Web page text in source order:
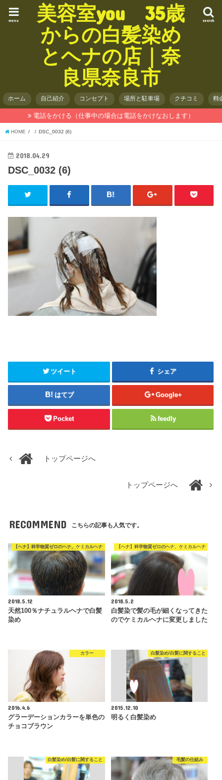
美容室you 35歳
からの白髪染め
とヘナの店｜奈
良県奈良市
search
menu
ホーム 自己紹介 コンセプト 場所と駐車場 クチコミ 料
電話をかける（仕事中の場合は電話をかけなおします）
HOME DSC_0032 (6)
2018.04.29
DSC_0032 (6)
ツイート シェア
はてブ Google+
Pocket feedly
トップページへ
トップページへ
RECOMMEND こちらの記事も人気です。
【ヘナ】科学物質ゼロのヘナ、ケミカルヘナ
2018.5.12
天然100％ナチュラルヘナで白髪
染め
【ヘナ】科学物質ゼロのヘナ、ケミカルヘナ
2018.5.2
白髪染で髪の毛が細くなってきた
のでケミカルヘナに変更しました
カラー
2016.4.6
グラーデーションカラーを単色の
チョコブラウン
白髪染め/白髪に関すること
2015.12.10
明るく白髪染め
白髪染め/白髪に関すること 毛髪の仕組み